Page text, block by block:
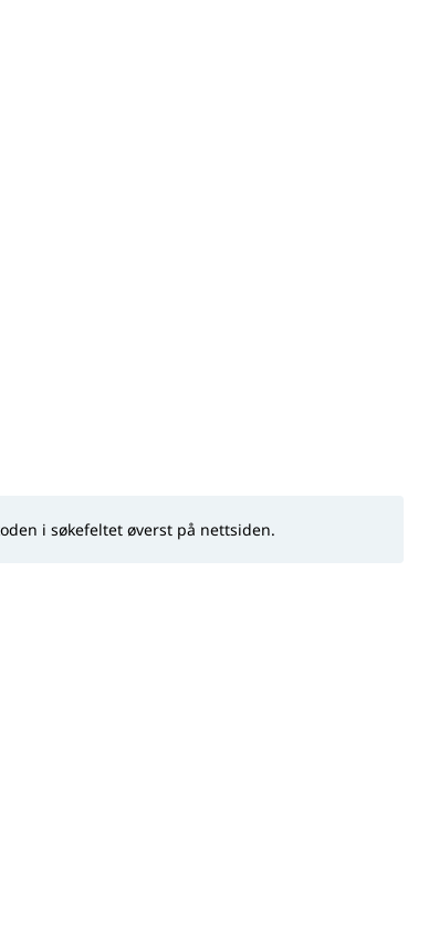
i søkefeltet øverst på nettsiden.